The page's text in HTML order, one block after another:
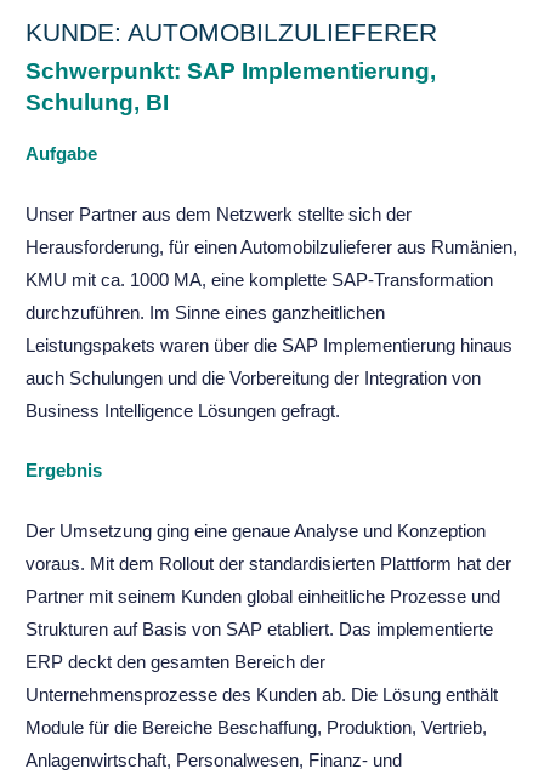
KUNDE: AUTOMOBILZULIEFERER
Schwerpunkt: SAP Implementierung,
Schulung, BI
Aufgabe
Unser Partner aus dem Netzwerk stellte sich der
Herausforderung, für einen Automobilzulieferer aus Rumänien,
KMU mit ca. 1000 MA, eine komplette SAP-Transformation
durchzuführen. Im Sinne eines ganzheitlichen
Leistungspakets waren über die SAP Implementierung hinaus
auch Schulungen und die Vorbereitung der Integration von
Business Intelligence Lösungen gefragt.
Ergebnis
Der Umsetzung ging eine genaue Analyse und Konzeption
voraus. Mit dem Rollout der standardisierten Plattform hat der
Partner mit seinem Kunden global einheitliche Prozesse und
Strukturen auf Basis von SAP etabliert. Das implementierte
ERP deckt den gesamten Bereich der
Unternehmensprozesse des Kunden ab. Die Lösung enthält
Module für die Bereiche Beschaffung, Produktion, Vertrieb,
Anlagenwirtschaft, Personalwesen, Finanz- und